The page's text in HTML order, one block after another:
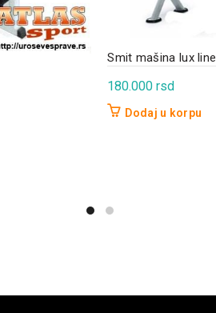
Smit mašina lux line
180.000rsd
Dodaj u korpu